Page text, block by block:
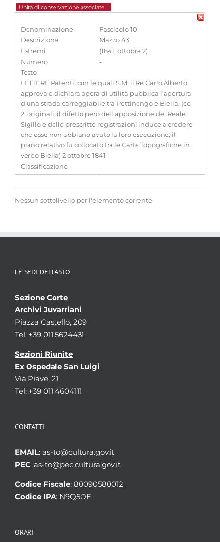
Unità di conservazione associate
Denominazione
Fascicolo 10
Descrizione
Mazzo 43
Estremi
(1841, ottobre 2)
Numero
-
Testo
LETTERE Patenti, con le quali S.M. il Re Carlo Alberto
approva e dichiara opera di utilità pubblica l'apertura
d'una strada carreggiabile tra Pettinengo e Biella. (cc.
2; originali; il difetto però dell'apposizione del Reale
Sigillo e delle prescritte registrazioni induce a credere
che esse non abbiano avuto la loro esecuzione; il
piano relativo fu collocato tra le Carte Topografiche in
verbo Biella) 2 ottobre 1841
Classificazione
-
Nessun sottolivello per l'elemento corrente
LE SEDI DELL’ASTO
Sezione Corte
Archivi Juvarriani
Piazza Castello, 209
Tel: +39 011 5624431
Sezioni Riunite
Ex Ospedale San Luigi
Via Piave, 21
Tel: +39 011 4604111
CONTATTI
EMAIL: as-to@cultura.gov.it
PEC: as-to@pec.cultura.gov.it
Codice Fiscale: 80090580012
Codice IPA: N9Q5OE
ORARI